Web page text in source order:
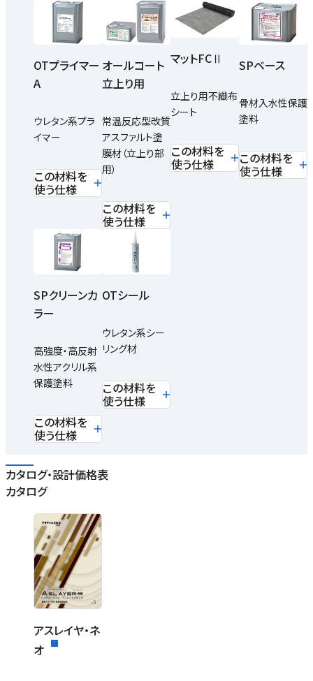
OTプライマー
A
ウレタン系プラ
イマー
この材料を
使う仕様
オールコート
立上り用
常温反応型改質
アスファルト塗
膜材（立上り部
用）
この材料を
使う仕様
マットFCⅡ
立上り用不織布
シート
この材料を
使う仕様
SPベース
骨材入水性保護
塗料
この材料を
使う仕様
SPクリーンカ
ラー
高強度・高反射
水性アクリル系
保護塗料
この材料を
使う仕様
OTシール
ウレタン系シー
リング材
この材料を
使う仕様
カタログ・設計価格表
カタログ
アスレイヤ・ネ
オ